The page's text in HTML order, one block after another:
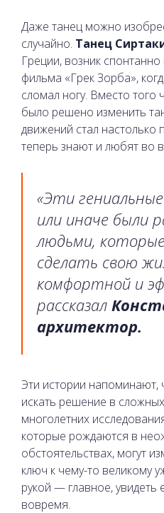
Даже танец можно
случайно. Танец
Греции, возник
фильма «Грек Зорба»,
сломал ногу. Вместо того
было решено изменить
движений стал настолько
теперь знают и любят во
«Эти
или иначе были
людьми,
сделать свою
комфортной и
рассказал
архитектор.
Эти истории напоминают,
искать решение в
многолетних
которые рождаются в
обстоятельствах, могут
ключ к чему-то великому
рукой — главное, увидеть
вовремя.